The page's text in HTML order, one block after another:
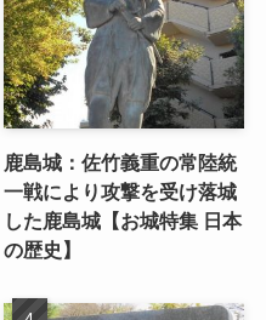
鹿島城：佐竹義重の常陸統
一戦により攻撃を受け落城
した鹿島城【お城特集 日本
の歴史】